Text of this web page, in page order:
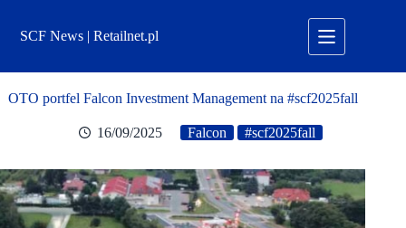
treściSCF News | Retailnet.pl
OTO portfel Falcon Investment Management na #scf2025fall
16/09/2025 Falcon #scf2025fall